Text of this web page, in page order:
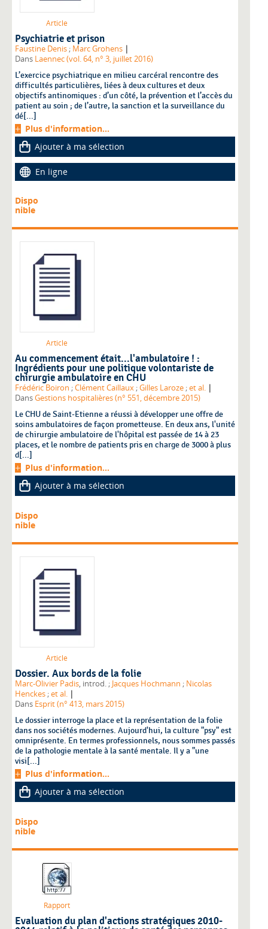
Article
Psychiatrie et prison
Faustine Denis ; Marc Grohens |
Dans Laennec (vol. 64, n° 3, juillet 2016)
L’exercice psychiatrique en milieu carcéral rencontre des
difficultés particulières, liées à deux cultures et deux
objectifs antinomiques : d’un côté, la prévention et l’accès du
patient au soin ; de l’autre, la sanction et la surveillance du
dé[...]
Plus d'information...
Ajouter à ma sélection
En ligne
Dispo
nible
Article
Au commencement était...l'ambulatoire ! :
Ingrédients pour une politique volontariste de
chirurgie ambulatoire en CHU
Frédéric Boiron ;Clément Caillaux ;Gilles Laroze ;et al. |
DansGestions hospitalières (n° 551, décembre 2015)
Le CHU de Saint-Etienne a réussi à développer une offre de
soins ambulatoires de façon prometteuse. En deux ans, l'unité
de chirurgie ambulatoire de l'hôpital est passée de 14 à 23
places, et le nombre de patients pris en charge de 3000 à plus
d[...]
Plus d'information...
Ajouter à ma sélection
Dispo
nible
Article
Dossier. Aux bords de la folie
Marc-Olivier Padis , introd. ; Jacques Hochmann ; Nicolas
Henckes ;et al. |
Dans Esprit (n° 413, mars 2015)
Le dossier interroge la place et la représentation de la folie
dans nos sociétés modernes. Aujourd'hui, la culture "psy" est
omniprésente. En termes professionnels, nous sommes passés
de la pathologie mentale à la santé mentale. Il y a "une
visi[...]
Plus d'information...
Ajouter à ma sélection
Dispo
nible
Rapport
Evaluation du plan d'actions stratégiques 2010-